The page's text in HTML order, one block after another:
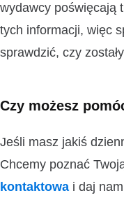
wydawcy poświęcają
tych informacji, więc
sprawdzić, czy
Czy możesz
Jeśli masz jakiś
Chcemy poznać
kontaktowa i daj